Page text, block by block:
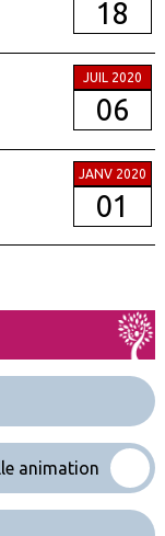
18
JUIL 2020
06
JANV 2020
01
animation